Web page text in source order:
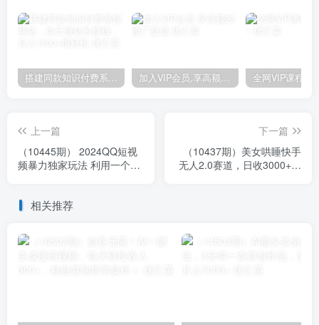
搭建同款知识付费系统网站，自己做站长挣钱，日入1000+很轻松 加入VIP会员,享高额的推广提成
上一篇
（10445期） 2024QQ短视
频暴力独家玩法 利用一个小
下一篇
（10437期）美女哄睡快手
无人2.0赛道，日收3000+，
相关推荐